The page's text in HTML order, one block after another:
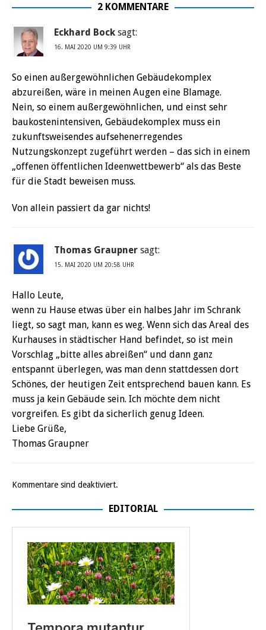
2 KOMMENTARE
Eckhard Bock sagt:
16. MAI 2020 UM 9:39 UHR
So einen außergewöhnlichen Gebäudekomplex
abzureißen, wäre in meinen Augen eine Blamage.
Nein, so einem außergewöhnlichen, und einst sehr
baukostenintensiven, Gebäudekomplex muss ein
zukunftsweisendes aufsehenerregendes
Nutzungskonzept zugeführt werden – das sich in einem
„offenen öffentlichen Ideenwettbewerb“ als das Beste
für die Stadt beweisen muss.
Von allein passiert da gar nichts!
Thomas Graupner sagt:
15. MAI 2020 UM 20:58 UHR
Hallo Leute,
wenn zu Hause etwas über ein halbes Jahr im Schrank
liegt, so sagt man, kann es weg. Wenn sich das Areal des
Kurhauses in städtischer Hand befindet, so ist mein
Vorschlag „bitte alles abreißen“ und dann ganz
entspannt überlegen, was man denn stattdessen dort
Schönes, der heutigen Zeit entsprechend bauen kann. Es
muss ja kein Gebäude sein. Ich möchte dem nicht
vorgreifen. Es gibt da sicherlich genug Ideen.
Liebe Grüße,
Thomas Graupner
Kommentare sind deaktiviert.
EDITORIAL